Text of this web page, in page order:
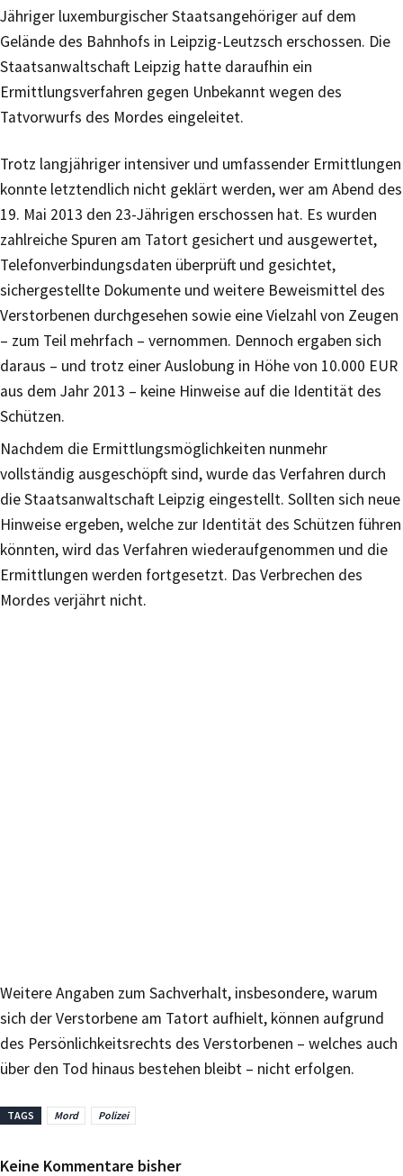
Jähriger luxemburgischer Staatsangehöriger auf dem
Gelände des Bahnhofs in Leipzig-Leutzsch erschossen. Die
Staatsanwaltschaft Leipzig hatte daraufhin ein
Ermittlungsverfahren gegen Unbekannt wegen des
Tatvorwurfs des Mordes eingeleitet.
Trotz langjähriger intensiver und umfassender Ermittlungen
konnte letztendlich nicht geklärt werden, wer am Abend des
19. Mai 2013 den 23-Jährigen erschossen hat. Es wurden
zahlreiche Spuren am Tatort gesichert und ausgewertet,
Telefonverbindungsdaten überprüft und gesichtet,
sichergestellte Dokumente und weitere Beweismittel des
Verstorbenen durchgesehen sowie eine Vielzahl von Zeugen
– zum Teil mehrfach – vernommen. Dennoch ergaben sich
daraus – und trotz einer Auslobung in Höhe von 10.000 EUR
aus dem Jahr 2013 – keine Hinweise auf die Identität des
Schützen.
Nachdem die Ermittlungsmöglichkeiten nunmehr
vollständig ausgeschöpft sind, wurde das Verfahren durch
die Staatsanwaltschaft Leipzig eingestellt. Sollten sich neue
Hinweise ergeben, welche zur Identität des Schützen führen
könnten, wird das Verfahren wiederaufgenommen und die
Ermittlungen werden fortgesetzt. Das Verbrechen des
Mordes verjährt nicht.
Weitere Angaben zum Sachverhalt, insbesondere, warum
sich der Verstorbene am Tatort aufhielt, können aufgrund
des Persönlichkeitsrechts des Verstorbenen – welches auch
über den Tod hinaus bestehen bleibt – nicht erfolgen.
TAGS Mord Polizei
Keine Kommentare bisher